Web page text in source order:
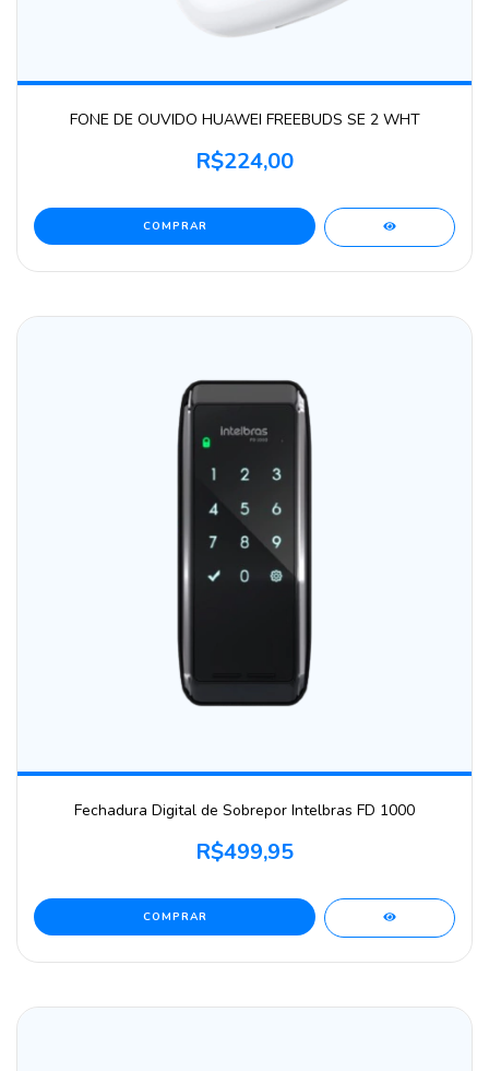
FONE DE OUVIDO HUAWEI FREEBUDS SE 2 WHT
R$224,00
Fechadura Digital de Sobrepor Intelbras FD 1000
R$499,95